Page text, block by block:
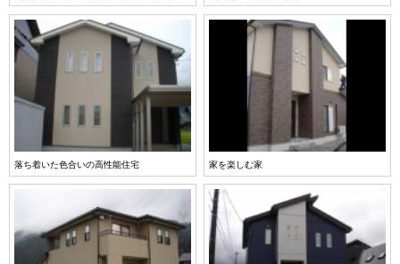
落ち着いた色合いの高性能住宅 家を楽しむ家